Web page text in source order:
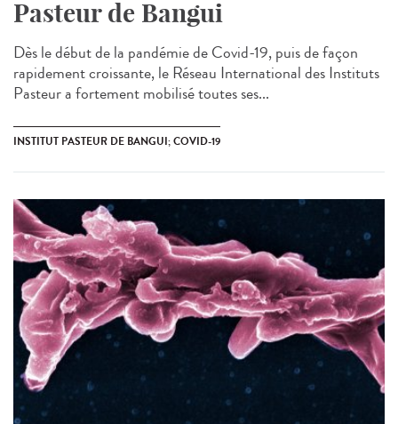
Pasteur de Bangui
Dès le début de la pandémie de Covid-19, puis de façon
rapidement croissante, le Réseau International des Instituts
Pasteur a fortement mobilisé toutes ses...
INSTITUT PASTEUR DE BANGUI; COVID-19